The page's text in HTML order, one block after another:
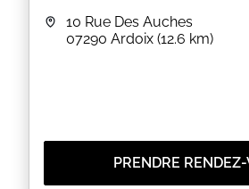
10 Rue Des Auches
07290 Ardoix (12.6 km)
PRENDRE